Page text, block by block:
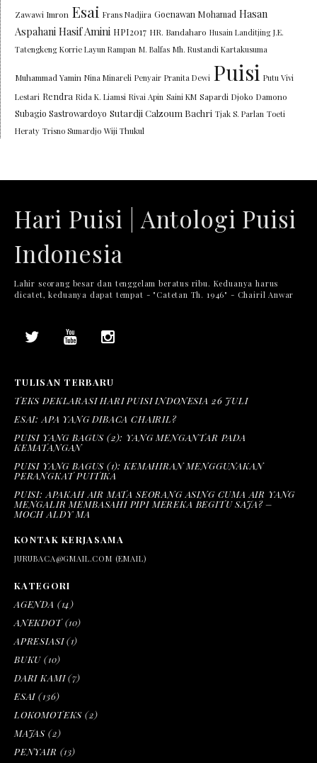
Zawawi Imron Esai Frans Nadjira Goenawan Mohamad Hasan
Aspahani Hasif Amini HPI2017 HR. Bandaharo Husain Landitjing J.E.
Tatengkeng Korrie Layun Rampan M. Balfas Mh. Rustandi Kartakusuma
Muhammad Yamin Nina Minareli Penyair Pranita Dewi Puisi Putu Vivi
Lestari Rendra Rida K. Liamsi Rivai Apin Saini KM Sapardi Djoko Damono
Subagio Sastrowardoyo Sutardji Calzoum Bachri Tjak S. Parlan Toeti
Heraty Trisno Sumardjo Wiji Thukul
Hari Puisi | Antologi Puisi
Indonesia
Lahir seorang besar dan tenggelam beratus ribu. Keduanya harus
dicatet, keduanya dapat tempat - "Catetan Th. 1946" - Chairil Anwar
TULISAN TERBARU
TEKS DEKLARASI HARI PUISI INDONESIA 26 JULI
ESAI: APA YANG DIBACA CHAIRIL?
PUISI YANG BAGUS (2): YANG MENGANTAR PADA
KEMATANGAN
PUISI YANG BAGUS (1): KEMAHIRAN MENGGUNAKAN
PERANGKAT PUITIKA
PUISI: APAKAH AIR MATA SEORANG ASING CUMA AIR YANG
MENGALIR MEMBASAHI PIPI MEREKA BEGITU SAJA? –
MOCH ALDY MA
KONTAK KERJASAMA
JURUBACA@GMAIL.COM (EMAIL)
KATEGORI
AGENDA (14)
ANEKDOT(10)
APRESIASI(1)
BUKU (10)
DARI KAMI(7)
ESAI (136)
LOKOMOTEKS (2)
MAJAS (2)
PENYAIR (13)